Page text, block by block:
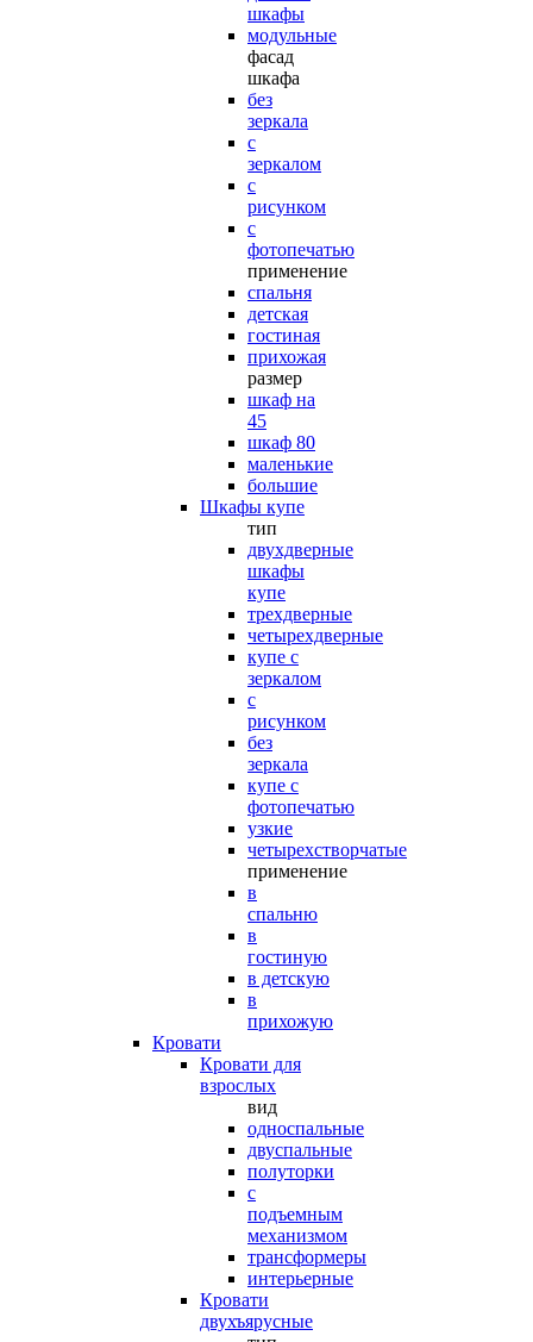
шкафы
модульные
фасад
шкафа
без
зеркала
с
зеркалом
с
рисунком
с
фотопечатью
применение
спальня
детская
гостиная
прихожая
размер
шкаф на
45
шкаф 80
маленькие
большие
Шкафы купе
тип
двухдверные
шкафы
купе
трехдверные
четырехдверные
купе с
зеркалом
с
рисунком
без
зеркала
купе с
фотопечатью
узкие
четырехстворчатые
применение
в
спальню
в
гостиную
в детскую
в
прихожую
Кровати
Кровати для
взрослых
вид
односпальные
двуспальные
полуторки
с
подъемным
механизмом
трансформеры
интерьерные
Кровати
двухъярусные